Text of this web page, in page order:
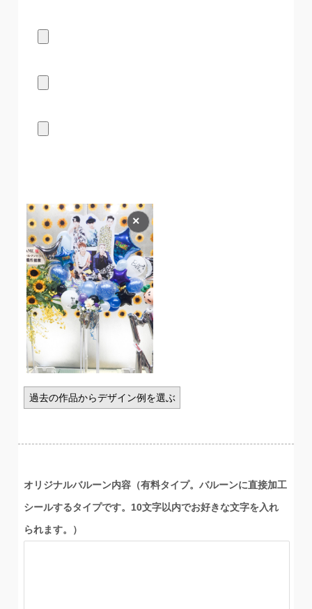
過去の作品からデザイン例を選ぶ
オリジナルバルーン内容（有料タイプ。バルーンに直接加工
シールするタイプです。10文字以内でお好きな文字を入れ
られます。）